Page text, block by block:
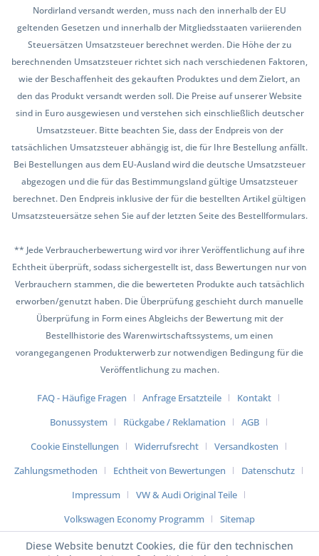
Nordirland versandt werden, muss nach den innerhalb der EU
geltenden Gesetzen und innerhalb der Mitgliedsstaaten variierenden
Steuersätzen Umsatzsteuer berechnet werden. Die Höhe der zu
berechnenden Umsatzsteuer richtet sich nach verschiedenen Faktoren,
wie der Beschaffenheit des gekauften Produktes und dem Zielort, an
den das Produkt versandt werden soll. Die Preise auf unserer Website
sind in Euro ausgewiesen und verstehen sich einschließlich deutscher
Umsatzsteuer. Bitte beachten Sie, dass der Endpreis von der
tatsächlichen Umsatzsteuer abhängig ist, die für Ihre Bestellung anfällt.
Bei Bestellungen aus dem EU-Ausland wird die deutsche Umsatzsteuer
abgezogen und die für das Bestimmungsland gültige Umsatzsteuer
berechnet. Den Endpreis inklusive der für die bestellten Artikel gültigen
Umsatzsteuersätze sehen Sie auf der letzten Seite des Bestellformulars.
** Jede Verbraucherbewertung wird vor ihrer Veröffentlichung auf ihre
Echtheit überprüft, sodass sichergestellt ist, dass Bewertungen nur von
Verbrauchern stammen, die die bewerteten Produkte auch tatsächlich
erworben/genutzt haben. Die Überprüfung geschieht durch manuelle
Überprüfung in Form eines Abgleichs der Bewertung mit der
Bestellhistorie des Warenwirtschaftssystems, um einen
vorangegangenen Produkterwerb zur notwendigen Bedingung für die
Veröffentlichung zu machen.
FAQ - Häufige Fragen Anfrage Ersatzteile
Kontakt
Bonussystem
Rückgabe / Reklamation
AGB
Cookie Einstellungen
Widerrufsrecht
Versandkosten
Zahlungsmethoden
Echtheit von Bewertungen
Datenschutz
Impressum
VW & Audi Original Teile
Volkswagen Economy Programm
Sitemap
Diese Website benutzt Cookies, die für den technischen